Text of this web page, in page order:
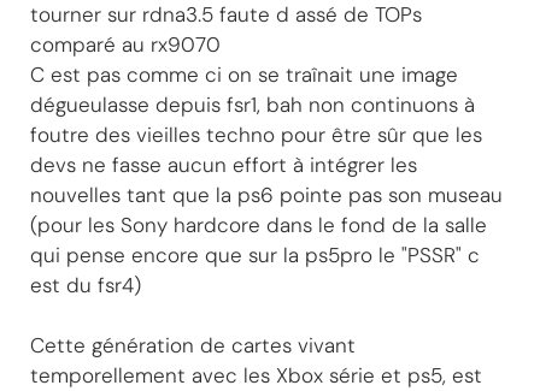
tourner sur rdna3.5 faute d assé de TOPs
comparé au rx9070
C est pas comme ci on se traînait une image
dégueulasse depuis fsr1, bah non continuons à
foutre des vieilles techno pour être sûr que les
devs ne fasse aucun effort à intégrer les
nouvelles tant que la ps6 pointe pas son museau
(pour les Sony hardcore dans le fond de la salle
qui pense encore que sur la ps5pro le "PSSR" c
est du fsr4)
Cette génération de cartes vivant
temporellement avec les Xbox série et ps5, est